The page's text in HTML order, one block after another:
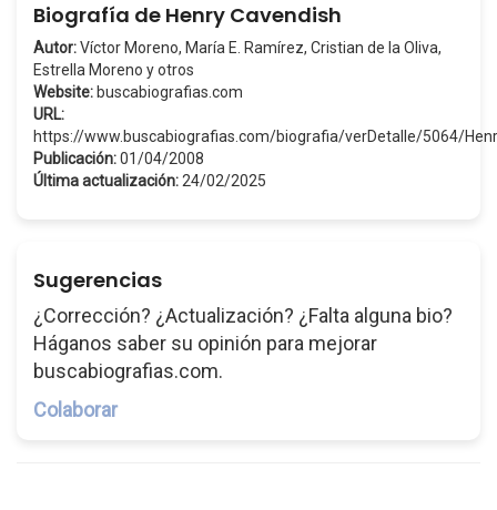
Biografía de Henry Cavendish
Autor:Víctor Moreno, María E. Ramírez, Cristian de la Oliva,
Estrella Moreno y otros
Website: buscabiografias.com
URL:
https://www.buscabiografias.com/biografia/verDetalle/5064/
Publicación:01/04/2008
Última actualización: 24/02/2025
Sugerencias
¿Corrección? ¿Actualización? ¿Falta alguna bio?
Háganos saber su opinión para mejorar
buscabiografias.com.
Colaborar